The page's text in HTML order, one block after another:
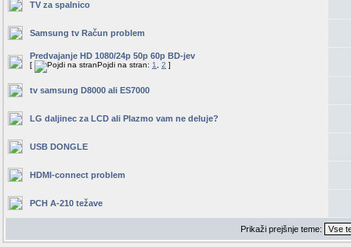
TV za spalnico
Samsung tv Račun problem
Predvajanje HD 1080/24p 50p 60p BD-jev
[ Pojdi na stran: 1 2 ]
tv samsung D8000 ali ES7000
LG daljinec za LCD ali Plazmo vam ne deluje?
USB DONGLE
HDMI-connect problem
PCH A-210 težave
Prikaži prejšnje teme: